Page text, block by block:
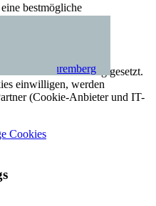
Nuremberg
bestmögliche
deren Aktivierung gesetzt.
einwilligen, werden
(Cookie-Anbieter und IT-
Cookies